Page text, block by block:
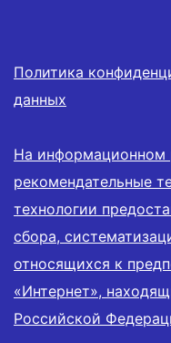
Политика
данных
На информационном
рекомендательные
технологии
сбора,
относящихся к
«Интернет»,
Российской